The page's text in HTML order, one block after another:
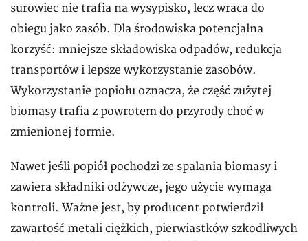
surowiec nie trafia na wysypisko, lecz wraca do
obiegu jako zasób. Dla środowiska potencjalna
korzyść: mniejsze składowiska odpadów, redukcja
transportów i lepsze wykorzystanie zasobów.
Wykorzystanie popiołu oznacza, że część zużytej
biomasy trafia z powrotem do przyrody choć w
zmienionej formie.
Nawet jeśli popiół pochodzi ze spalania biomasy i
zawiera składniki odżywcze, jego użycie wymaga
kontroli. Ważne jest, by producent potwierdził
zawartość metali ciężkich, pierwiastków szkodliwych